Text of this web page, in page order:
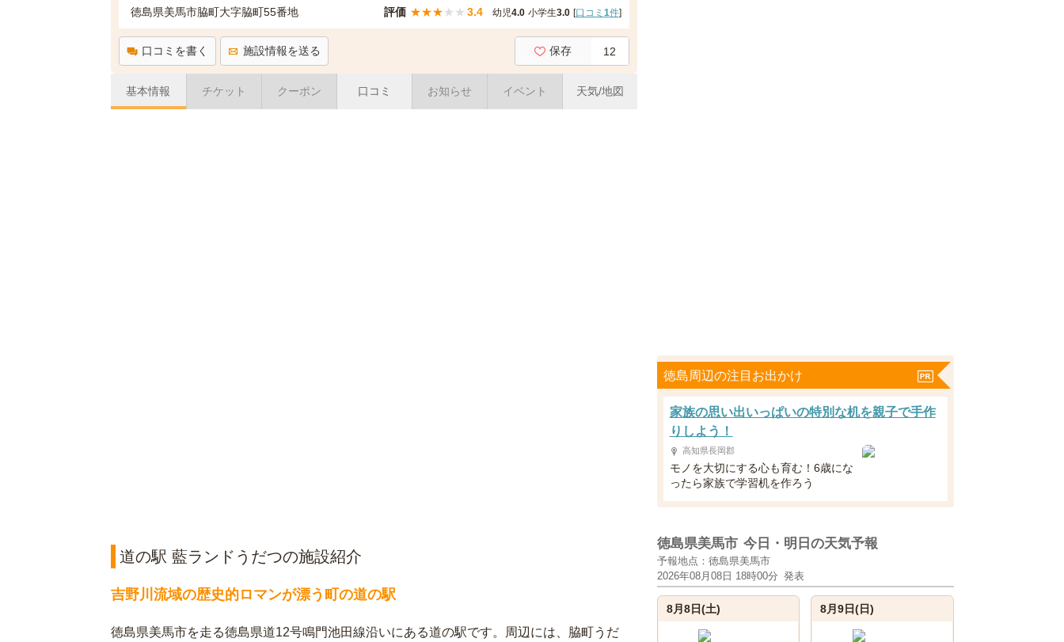
徳島県美馬市脇町大字脇町55番地 評価 ★★★★ ★ 3.4 幼児4.0 小学生3.0 [口コミ 1件]
口コミを書く 施設情報を送る 保存 12
基本情報 チケット クーポン 口コミ お知らせ イベント 天気/地図
道の駅 藍ランドうだつの施設紹介
吉野川流域の歴史的ロマンが漂う町の道の駅
徳島県美馬市を走る徳島県道12号鳴門池田線沿いにある道の駅です。周辺には、脇町うだ
徳島周辺の注目お出かけ
家族の思い出いっぱいの特別な机を親子で手作
りしよう！
高知県長岡郡
モノを大切にする心も育む！6歳にな
ったら家族で学習机を作ろう
徳島県美馬市 今日・明日の天気予報
予報地点：徳島県美馬市
2026年08月08日 18時00分 発表
8月8日(土) 8月9日(日)